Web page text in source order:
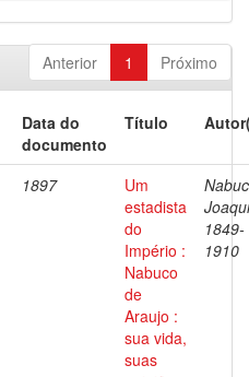
Anterior 1 Próximo
Data do
documento
Título
1897
Um
estadista
do
Império :
Nabuco
de
Araujo :
sua vida,
suas
1849-
1910